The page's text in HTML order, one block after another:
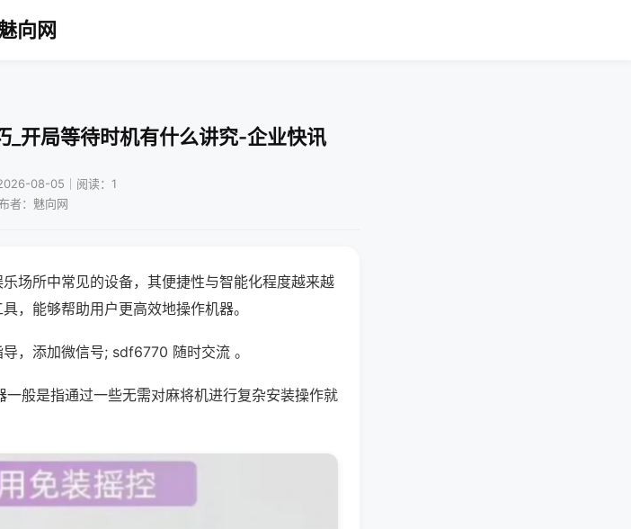
向网
_开局等待时机有什么讲究-企业快讯
08-05｜阅读：1
者：魅向网
场所中常见的设备，其便捷性与智能化程度越来越
，能够帮助用户更高效地操作机器。
，添加微信号; sdf6770 随时交流 。
般是指通过一些无需对麻将机进行复杂安装操作就